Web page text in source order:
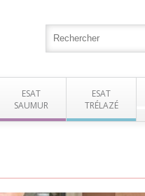
ESAT
SAUMUR
ESAT
TRÉLAZÉ